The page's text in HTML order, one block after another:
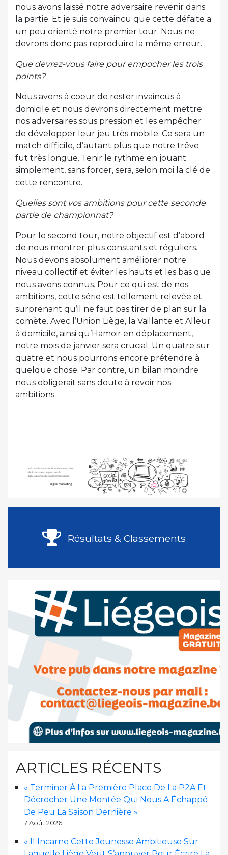
nous avons laissé notre adversaire revenir dans
la partie. Et je suis convaincu que cette défaite a
un peu orienté notre premier tour. Nous ne
devrons donc pas reproduire la même erreur.
Que devrez-vous faire pour empocher les trois
points?
Nous avons à coeur de rester invaincus à
domicile et nous devrons directement mettre
nos adversaires sous pression et les empêcher
de développer leur jeu très mobile. Ce sera un
match difficile, d’autant plus que notre trêve
fut très longue. Tenir le rythme en jouant
simplement, sans forcer, sera, selon moi la clé de
cette rencontre.
Quelles sont vos ambitions pour cette seconde
partie de championnat?
Pour le second tour, notre objectif est d’abord
de nous montrer plus constants et réguliers.
Nous devons absolument améliorer notre
niveau collectif et éviter les hauts et les bas que
nous avons connus. Pour ce qui est de nos
ambitions, cette série est tellement relevée et
surprenant qu’il ne faut pas tirer de plan sur la
comète. Avec l’Union Liège, la Vaillante et Alleur
à domicile, ainsi qu’Hamoir en déplacement,
notre mois de janvier sera crucial. Un quatre sur
quatre et nous pourrons encore prétendre à
quelque chose. Par contre, un bilan moindre
nous obligerait sans doute à revoir nos
ambitions.
Résultats & Classements
ARTICLES RÉCENTS
« Terminer À La Première Place De La P2A Et
Décrocher Une Montée Qui Nous A Échappé
De Peu La Saison Dernière »
7 Août 2026
« Il Incarne Cette Jeunesse Ambitieuse Sur